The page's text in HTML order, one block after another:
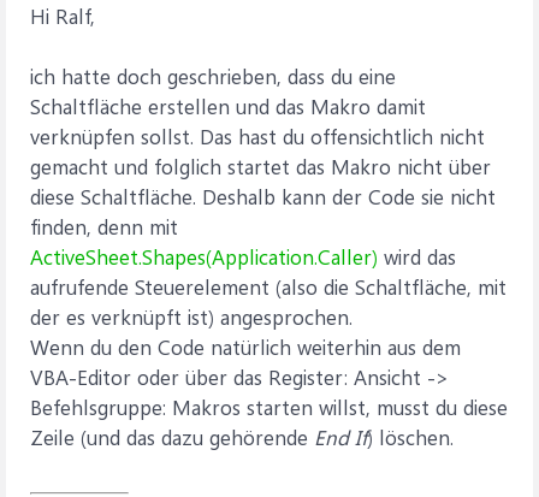
Hi Ralf,
ich hatte doch geschrieben, dass du eine
Schaltfläche erstellen und das Makro damit
verknüpfen sollst. Das hast du offensichtlich nicht
gemacht und folglich startet das Makro nicht über
diese Schaltfläche. Deshalb kann der Code sie nicht
finden, denn mit
ActiveSheet.Shapes(Application.Caller) wird das
aufrufende Steuerelement (also die Schaltfläche, mit
der es verknüpft ist) angesprochen.
Wenn du den Code natürlich weiterhin aus dem
VBA-Editor oder über das Register: Ansicht ->
Befehlsgruppe: Makros starten willst, musst du diese
Zeile (und das dazu gehörende End If) löschen.